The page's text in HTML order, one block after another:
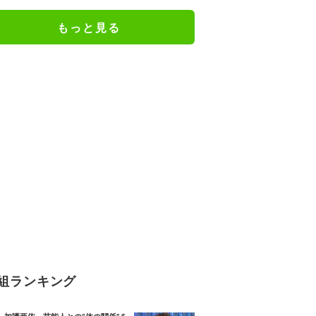
もっと見る
ランキング